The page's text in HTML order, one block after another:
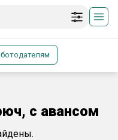
с авансом